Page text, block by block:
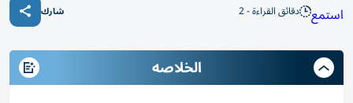
استمع دقائق القراءة - 2 شارك
الخلاصه